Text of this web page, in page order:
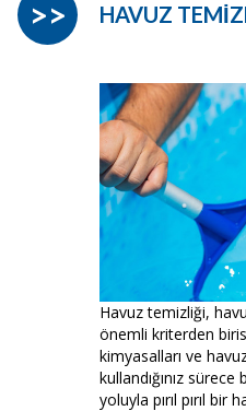
HAVUZ
>>
Havuz temizliği,
önemli kriterden
kimyasalları ve
kullandığınız
yoluyla pırıl pırıl bir